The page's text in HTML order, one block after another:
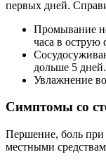
первых дней.
Промывание
часа в острую
дольше 5 дней.
Увлажнение
Симптомы со
Першение, боль
местными